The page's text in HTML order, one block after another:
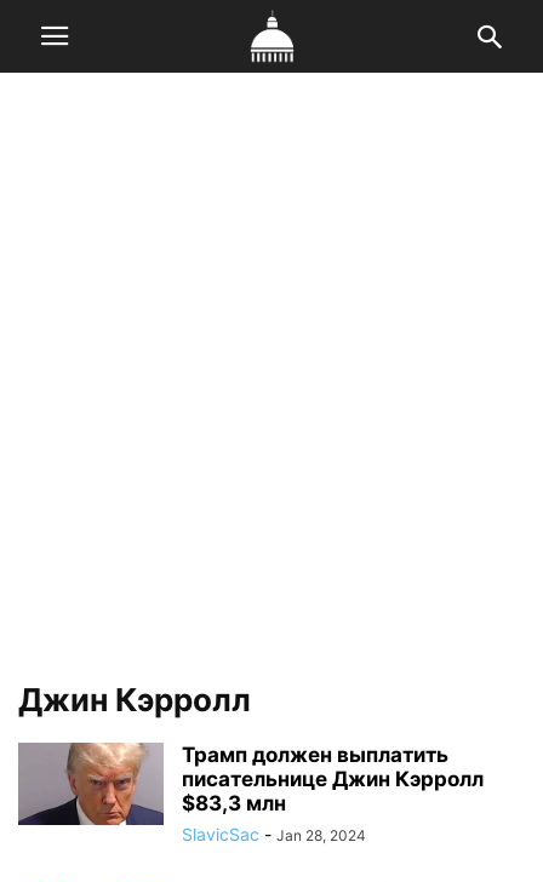
Джин Кэрролл
Трамп должен выплатить
писательнице Джин Кэрролл
$83,3 млн
SlavicSac - Jan 28, 2024